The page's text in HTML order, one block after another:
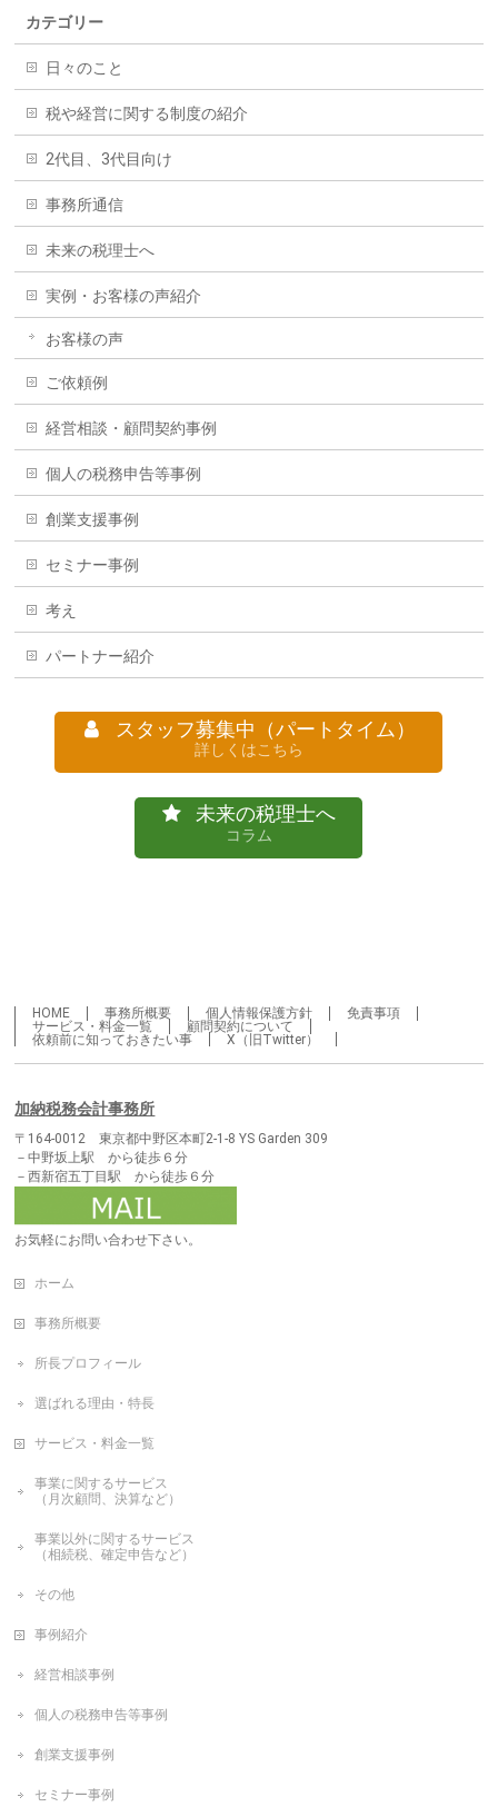
カテゴリー
日々のこと
税や経営に関する制度の紹介
2代目、3代目向け
事務所通信
未来の税理士へ
実例・お客様の声紹介
お客様の声
ご依頼例
経営相談・顧問契約事例
個人の税務申告等事例
創業支援事例
セミナー事例
考え
パートナー紹介
スタッフ募集中（パートタイム）
詳しくはこちら
未来の税理士へ
コラム
HOME 事務所概要 個人情報保護方針
免責事項
サービス・料金一覧
顧問契約について
依頼前に知っておきたい事
X（旧Twitter）
加納税務会計事務所
〒164-0012 東京都中野区本町2-1-8 YS Garden 309
－中野坂上駅 から徒歩６分
－西新宿五丁目駅 から徒歩６分
お気軽にお問い合わせ下さい。
ホーム
事務所概要
所長プロフィール
選ばれる理由・特長
サービス・料金一覧
事業に関するサービス
（月次顧問、決算など）
事業以外に関するサービス
（相続税、確定申告など）
その他
事例紹介
経営相談事例
個人の税務申告等事例
創業支援事例
セミナー事例